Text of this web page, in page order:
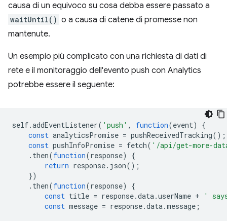
causa di un equivoco su cosa debba essere passato a
waitUntil() o a causa di catene di promesse non
mantenute.
Un esempio più complicato con una richiesta di dati di
rete e il monitoraggio dell'evento push con Analytics
potrebbe essere il seguente:
self.addEventListener( 'push' , function(event)
{
const analyticsPromise = pushReceivedTracking();
const pushInfoPromise = fetch( '/api/get-more-
. then(function(response)
{
return response. json();
})
. then(function(response)
{
const title = response.data.userName +
'
const message = response.data.message ;